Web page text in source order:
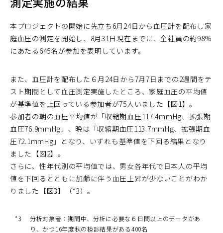
本プロジェクトの開始に先立ち6月24日から血圧計を配布し家
庭血圧の測定を開始し、8月31日現在までに、全社員の約98%
にあたる645名が参加を表明しています。
また、血圧計を配布した６月24日から7月7日までの2週間をテ
スト期間として血圧測定実施したところ、家庭血圧の平均値
が基準値を上回っている参加者が75人いました【図1】。
参加者の朝の血圧平均値が「収縮期血圧117.4mmHg、拡張期
血圧76.9mmHg」、晩は「収縮期血圧113.7mmHg、拡張期血
圧72.1mmHg」となり、いずれも基準値を下回る結果となり
ました【図2】。
さらに、性年代別の平均値では、男女各年代で日本人の平均
値を下回るとともに加齢に伴う血圧上昇が少ないことがわか
りました【図3】（*3）。
*3
分析対象者：期間中、分析に必要な６日間以上のデータがあ
り、かつ16年度秋の検診結果がある400名